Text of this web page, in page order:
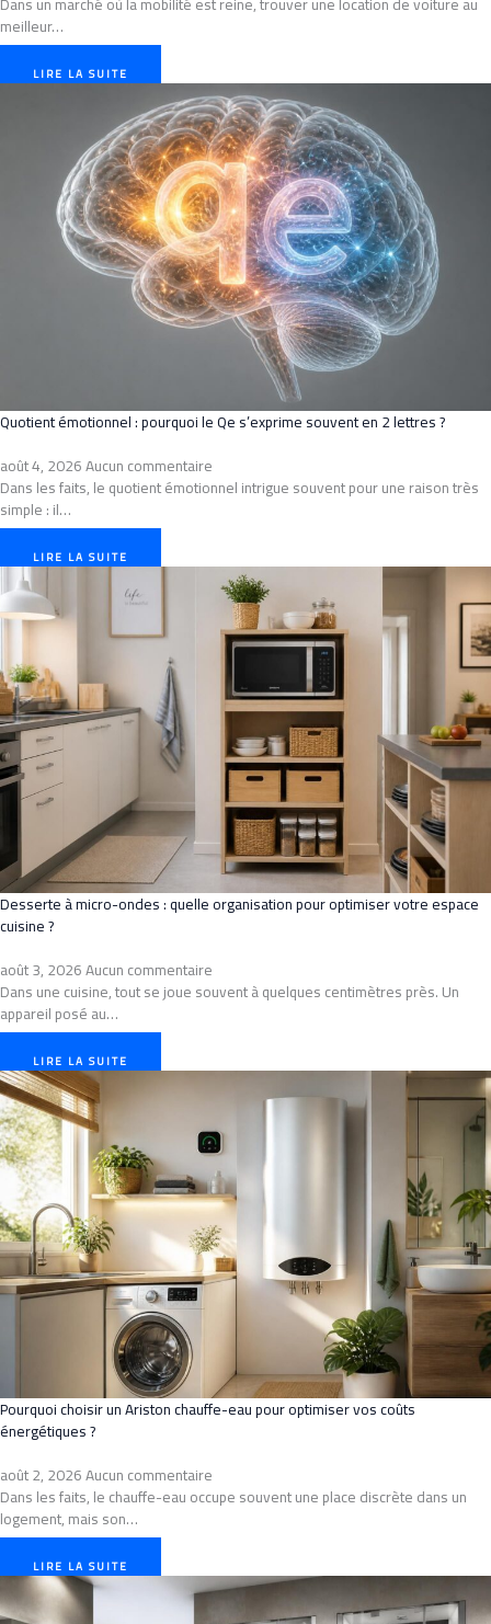
meilleur…
LIRE LA SUITE
Quotient émotionnel : pourquoi le Qe s’exprime souvent en 2 lettres ?
août 4, 2026Aucun commentaire
Dans les faits, le quotient émotionnel intrigue souvent pour une raison très
simple : il…
LIRE LA SUITE
Desserte à micro-ondes : quelle organisation pour optimiser votre espace
cuisine ?
août 3, 2026Aucun commentaire
Dans une cuisine, tout se joue souvent à quelques centimètres près. Un
appareil posé au…
LIRE LA SUITE
Pourquoi choisir un Ariston chauffe-eau pour optimiser vos coûts
énergétiques ?
août 2, 2026Aucun commentaire
Dans les faits, le chauffe-eau occupe souvent une place discrète dans un
logement, mais son…
LIRE LA SUITE